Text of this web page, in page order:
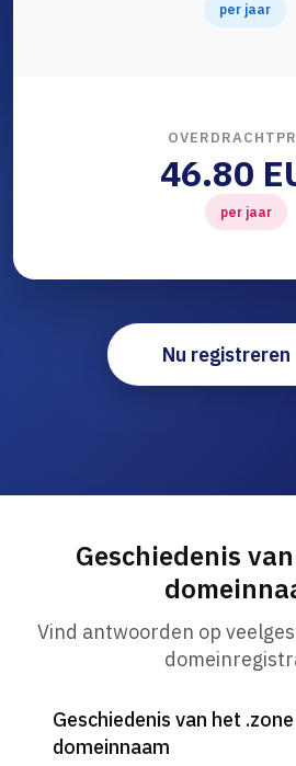
per jaar
46.80
per jaar
Nu registreren
Geschiedenis
Vind antwoorden op
Geschiedenis van het .zone
domeinnaam